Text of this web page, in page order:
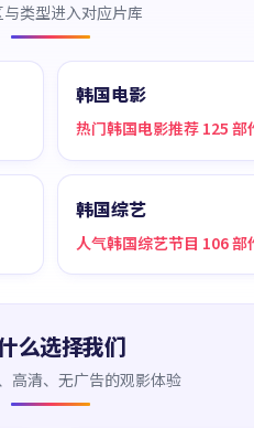
类型进入对应片库
韩国电影
热门韩国电影推荐 125 部
韩国综艺
人气韩国综艺节目 106 部
么选择我们
高清、无广告的观影体验